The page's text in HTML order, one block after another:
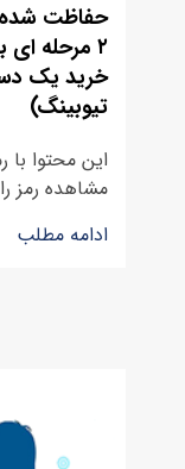
حفاظت
خرید یک
تیوبینگ)
این محتوا
مشاهده رمز
ادامه مطلب